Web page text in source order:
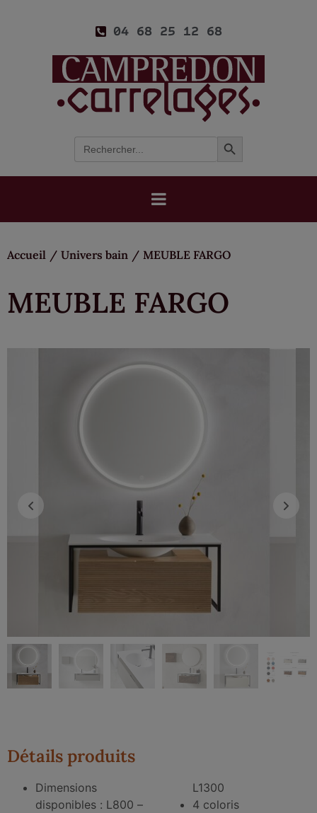
04 68 25 12 68
Search
for:
Search Button
Accueil / Univers bain / MEUBLE FARGO
MEUBLE FARGO
Détails produits
Dimensions
disponibles : L800 –
L1300
4 coloris